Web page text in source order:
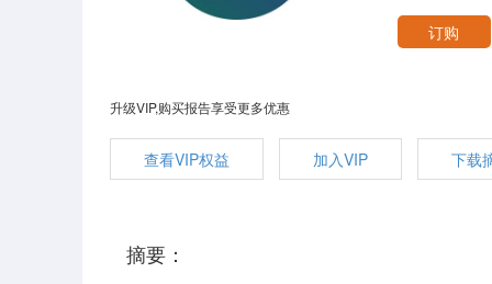
升级VIP,购买报告享受更多优惠
查看VIP权益 加入VIP 下载
摘要：